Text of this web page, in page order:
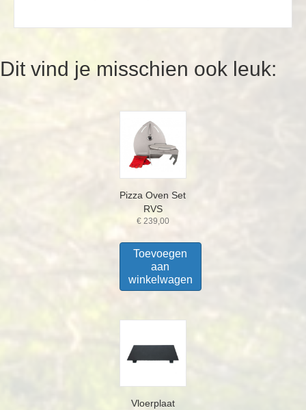
Dit vind je misschien ook leuk:
Pizza Oven Set
RVS
€239,00
Toevoegen
aan
winkelwagen
Vloerplaat